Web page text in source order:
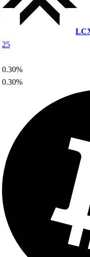
25
0.30%
0.30%